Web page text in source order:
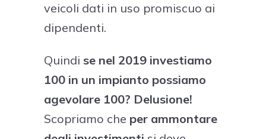
veicoli dati in uso promiscuo ai
dipendenti.
Quindi se nel 2019 investiamo
100 in un impianto possiamo
agevolare 100? Delusione!
Scopriamo che per ammontare